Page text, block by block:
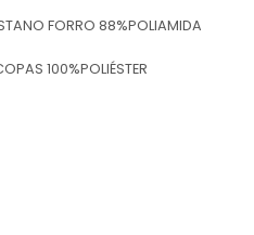
FORRO 88%POLIAMIDA
100%POLIÉSTER